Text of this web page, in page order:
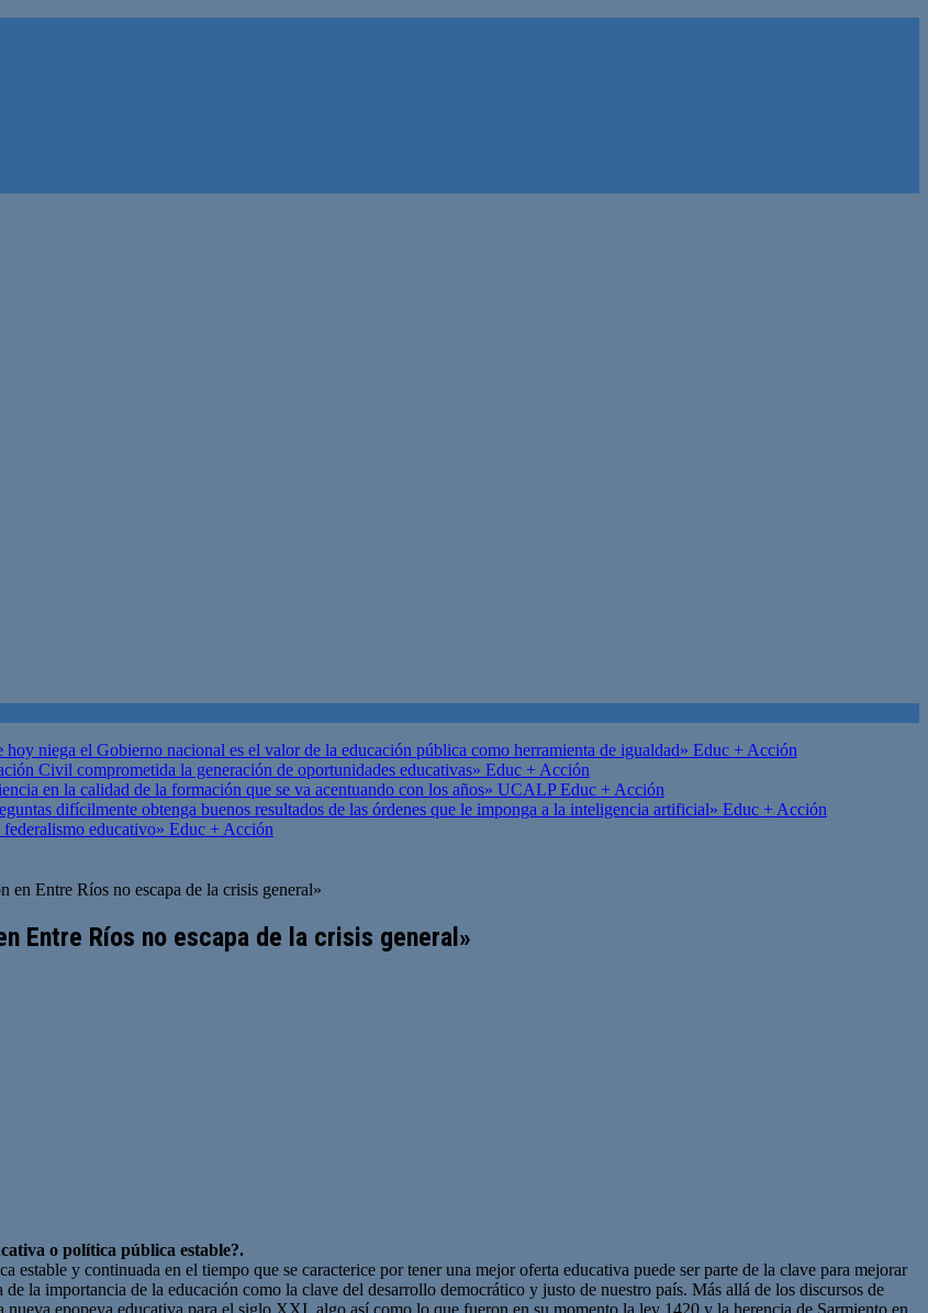
niega el Gobierno nacional es el valor de la educación pública como herramienta de igualdad» Educ + Acción
Civil comprometida la generación de oportunidades educativas» Educ + Acción
en la calidad de la formación que se va acentuando con los años» UCALPEduc + Acción
difícilmente obtenga buenos resultados de las órdenes que le imponga a la inteligencia artificial» Educ + Acción
educativo» Educ + Acción
en Entre Ríos no escapa de la crisis general»
Entre Ríos no escapa de la crisis general»
o política pública estable?.
y continuada en el tiempo que se caracterice por tener una mejor oferta educativa puede ser parte de la clave para mejorar
la importancia de la educación como la clave del desarrollo democrático y justo de nuestro país. Más allá de los discursos de
nueva epopeya educativa para el siglo XXI, algo así como lo que fueron en su momento la ley 1420 y la herencia de Sarmiento en